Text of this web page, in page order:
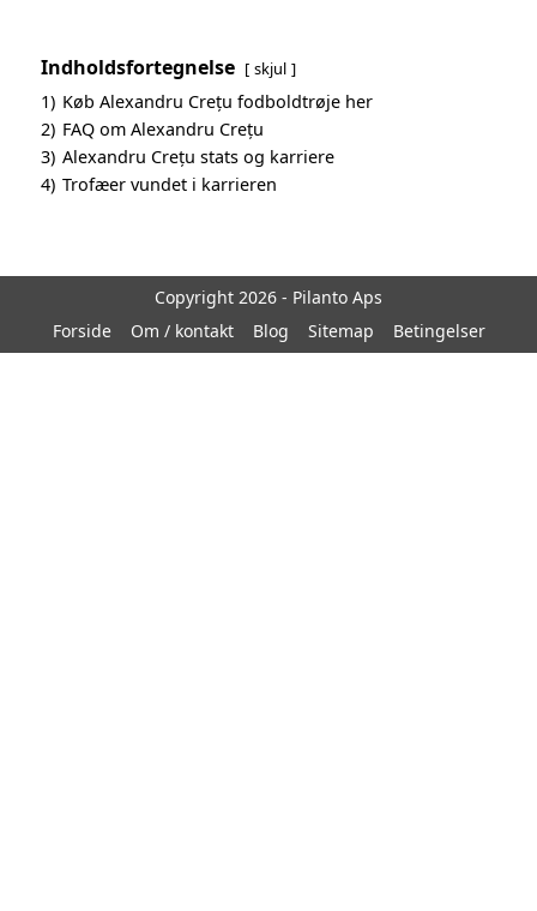
Indholdsfortegnelse skjul
1) Køb Alexandru Crețu fodboldtrøje her
2) FAQ om Alexandru Crețu
3) Alexandru Crețu stats og karriere
4) Trofæer vundet i karrieren
Copyright 2026 - Pilanto Aps
Forside
Om / kontakt Blog Sitemap Betingelser